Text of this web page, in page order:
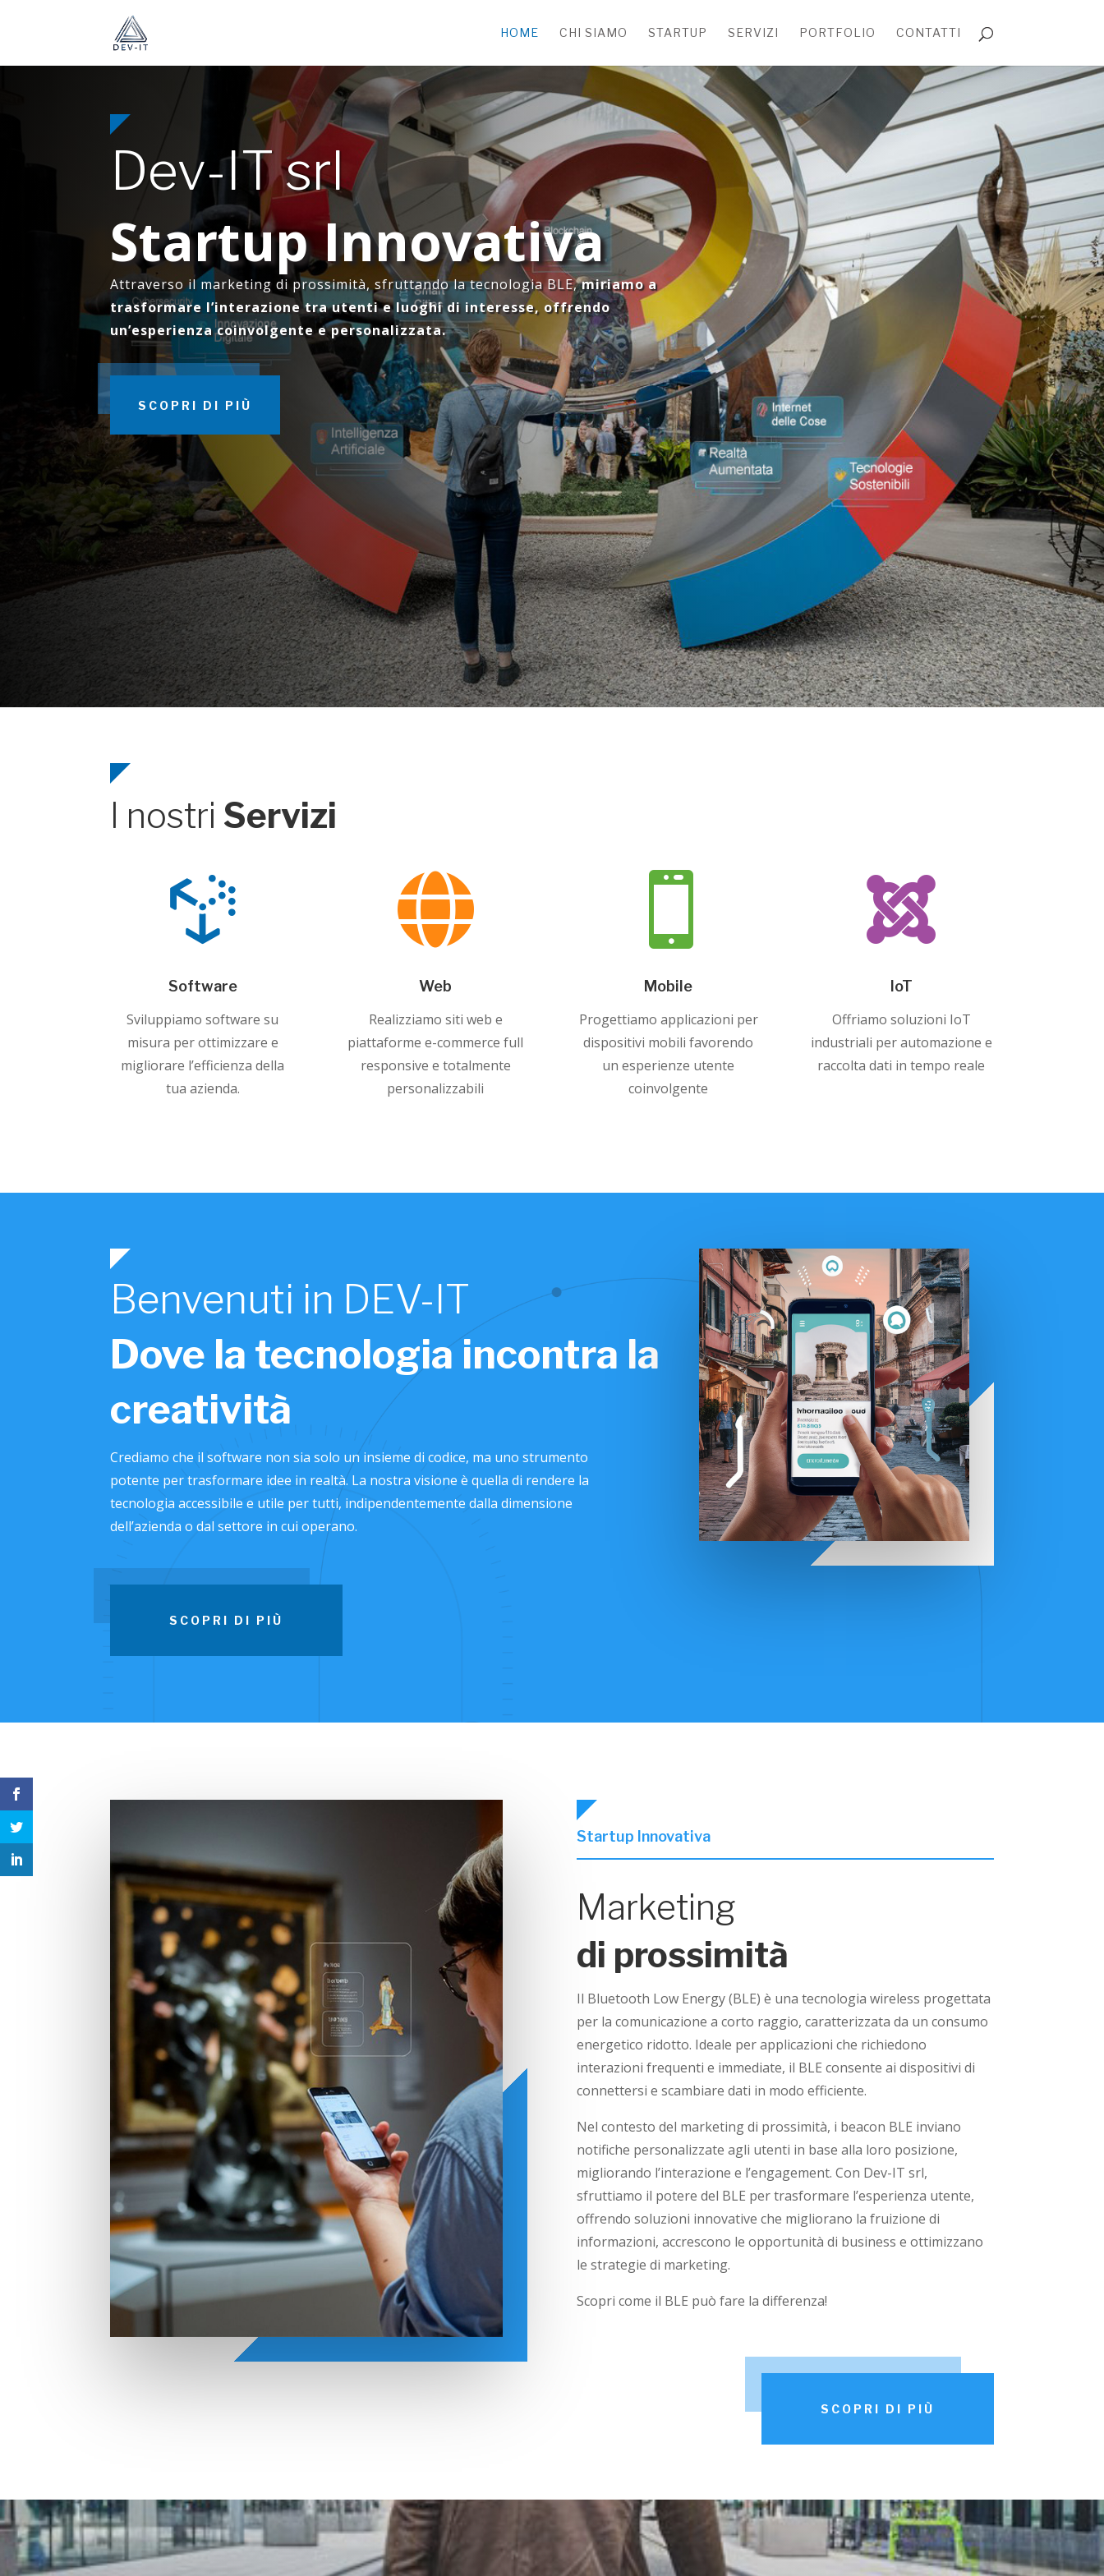
HOME CHI SIAMO STARTUP SERVIZI PORTFOLIO CONTATTI
Dev-IT srl
Startup Innovativa
Attraverso il marketing di prossimità, sfruttando la tecnologia BLE,miriamo a
trasformare l’interazione tra utenti e luoghi di interesse, offrendo
un’esperienza coinvolgente e personalizzata.
SCOPRI DI PIÙ
I nostri Servizi

Software
Sviluppiamo software su
misura per ottimizzare e
migliorare l’efficienza della
tua azienda.

Web
Realizziamo siti web e
piattaforme e-commerce full
responsive e totalmente
personalizzabili

Mobile
Progettiamo applicazioni per
dispositivi mobili favorendo
un esperienze utente
coinvolgente

IoT
Offriamo soluzioni IoT
industriali per automazione e
raccolta dati in tempo reale
Benvenuti in DEV-IT
Dove la tecnologia incontra la
creatività
Crediamo che il software non sia solo un insieme di codice, ma uno strumento
potente per trasformare idee in realtà. La nostra visione è quella di rendere la
tecnologia accessibile e utile per tutti, indipendentemente dalla dimensione
dell’azienda o dal settore in cui operano.
SCOPRI DI PIÙ
Startup Innovativa
Marketing
di prossimità
Il Bluetooth Low Energy (BLE) è una tecnologia wireless progettata
per la comunicazione a corto raggio, caratterizzata da un consumo
energetico ridotto. Ideale per applicazioni che richiedono
interazioni frequenti e immediate, il BLE consente ai dispositivi di
connettersi e scambiare dati in modo efficiente.
Nel contesto del marketing di prossimità, i beacon BLE inviano
notifiche personalizzate agli utenti in base alla loro posizione,
migliorando l’interazione e l’engagement. Con Dev-IT srl,
sfruttiamo il potere del BLE per trasformare l’esperienza utente,
offrendo soluzioni innovative che migliorano la fruizione di
informazioni, accrescono le opportunità di business e ottimizzano
le strategie di marketing.
Scopri come il BLE può fare la differenza!
SCOPRI DI PIÙ